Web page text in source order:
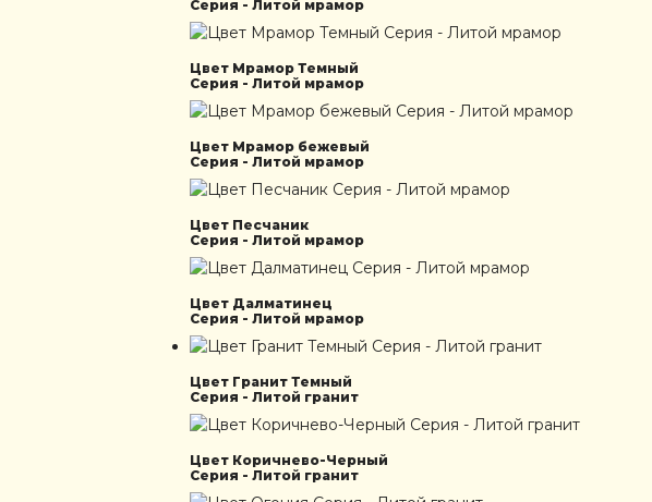
Серия - Литой мрамор
Цвет Мрамор Темный
Серия - Литой мрамор
Цвет Мрамор бежевый
Серия - Литой мрамор
Цвет Песчаник
Серия - Литой мрамор
Цвет Далматинец
Серия - Литой мрамор
Цвет Гранит Темный
Серия - Литой гранит
Цвет Коричнево-Черный
Серия - Литой гранит